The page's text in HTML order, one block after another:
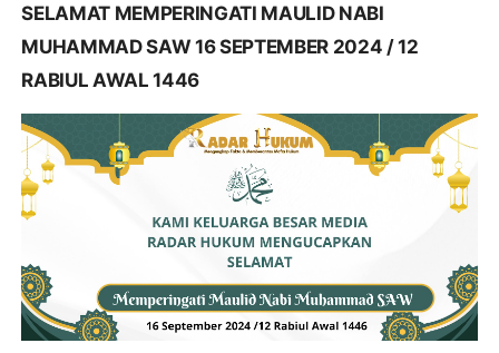
SELAMAT MEMPERINGATI MAULID NABI
MUHAMMAD SAW 16 SEPTEMBER 2024 / 12
RABIUL AWAL 1446